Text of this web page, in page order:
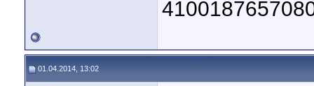
01.04.2014, 13:02